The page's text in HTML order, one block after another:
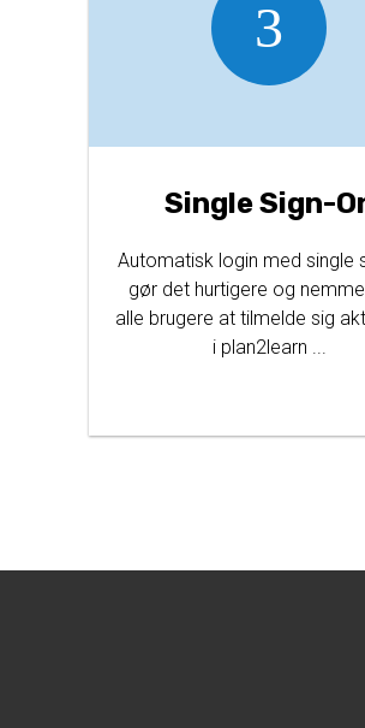
Single Sign-
Automatisk login med single
gør det hurtigere og
alle brugere at tilmelde sig
i plan2learn ...